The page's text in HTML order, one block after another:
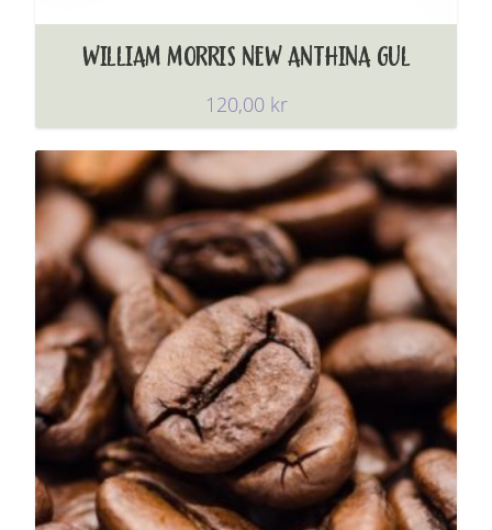
WILLIAM MORRIS NEW ANTHINA GUL
120,00 kr